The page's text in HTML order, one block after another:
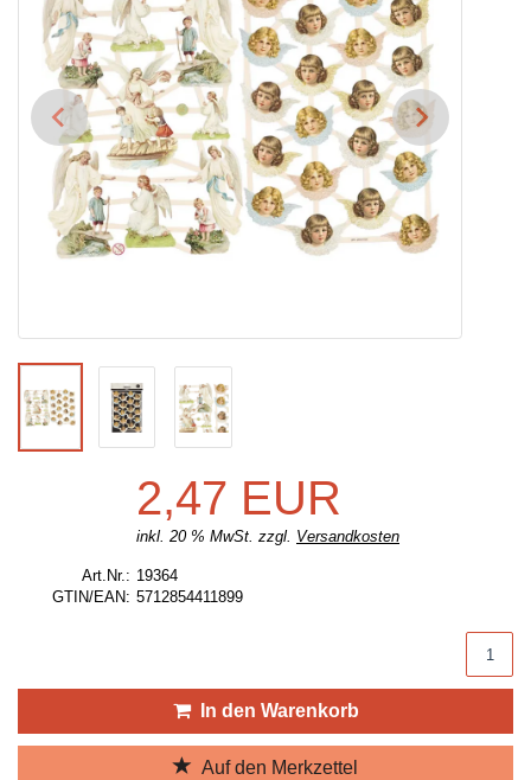
2,47 EUR
inkl. 20 % MwSt. zzgl. Versandkosten
Art.Nr.: 19364
GTIN/EAN: 5712854411899
In den Warenkorb
Auf den Merkzettel